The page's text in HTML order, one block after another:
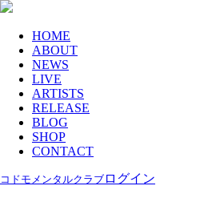
HOME
ABOUT
NEWS
LIVE
ARTISTS
RELEASE
BLOG
SHOP
CONTACT
コドモメンタルクラブ ログイン